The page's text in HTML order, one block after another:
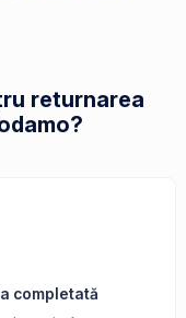
returnarea
completată